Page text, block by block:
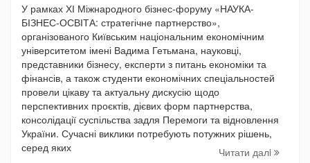
У рамках ХІ Міжнародного бізнес-форуму «НАУКА-
БІЗНЕС-ОСВІТА: стратегічне партнерство»,
організованого Київським національним економічним
університетом імені Вадима Гетьмана, науковці,
представники бізнесу, експерти з питань економіки та
фінансів, а також студенти економічних спеціальностей
провели цікаву та актуальну дискусію щодо
перспективних проєктів, дієвих форм партнерства,
консолідації суспільства задля Перемоги та відновлення
України. Сучасні виклики потребують потужних рішень,
серед яких
Читати далi